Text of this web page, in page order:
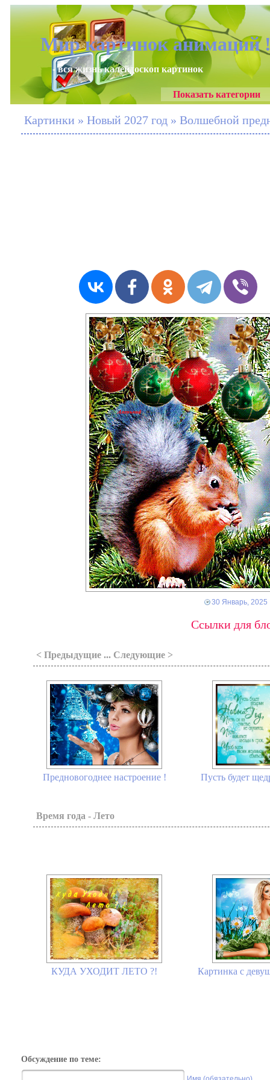
Мир картинок анимаций
- вся жизнь калейдоскоп картинок
Показать категории
Картинки » Новый 2027 год » Волшебной
30 Январь, 2025
Ссылки для
< Предыдущие ... Следующие >
Предновогоднее настроение ! Пусть будет
Время года - Лето
КУДА УХОДИТ ЛЕТО ?! Картинка с
Обсуждение по теме: